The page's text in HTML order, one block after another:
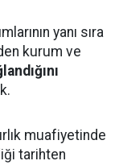
yanı sıra
kurum ve
muafiyetinde
tarihten